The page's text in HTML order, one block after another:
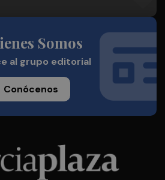
Somos
al grupo editorial
Conócenos